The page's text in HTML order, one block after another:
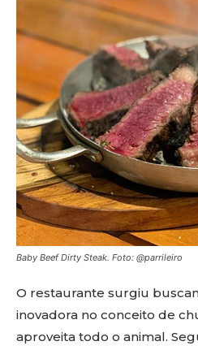
Baby Beef Dirty Steak. Foto: @parrileiro
O restaurante surgiu
inovadora no conceito de
aproveita todo o animal.